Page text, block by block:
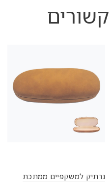
נרתיק למשקפיים ממתכת